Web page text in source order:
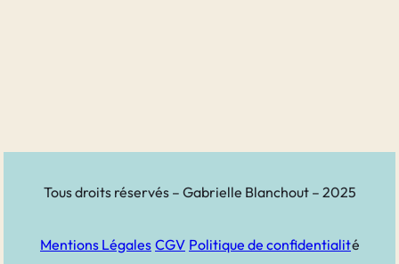
Tous droits réservés – Gabrielle Blanchout – 2025
Mentions Légales CGV Politique de confidentialité